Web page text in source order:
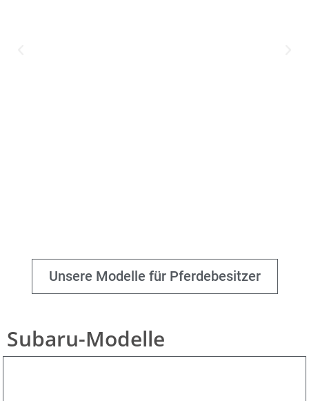
Unsere Modelle für Pferdebesitzer
Subaru-Modelle